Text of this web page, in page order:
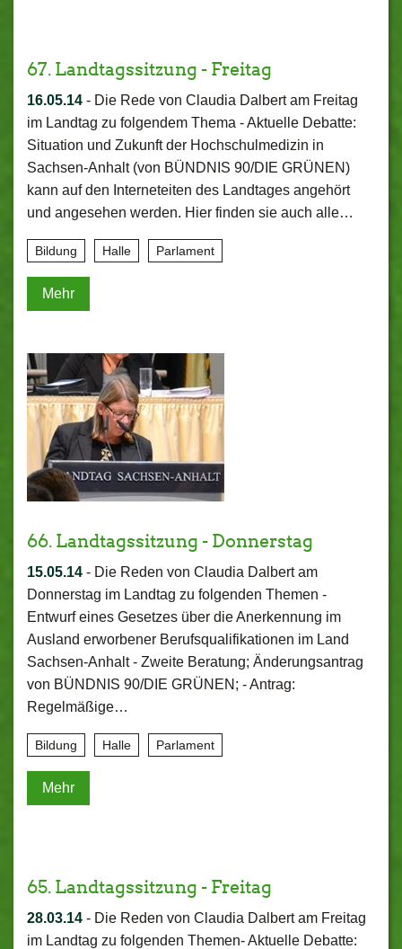
67. Landtagssitzung - Freitag
16.05.14 - Die Rede von Claudia Dalbert am Freitag
im Landtag zu folgendem Thema - Aktuelle Debatte:
Situation und Zukunft der Hochschulmedizin in
Sachsen-Anhalt (von BÜNDNIS 90/DIE GRÜNEN)
kann auf den Interneteiten des Landtages angehört
und angesehen werden. Hier finden sie auch alle…
Bildung Halle Parlament
Mehr
66. Landtagssitzung - Donnerstag
15.05.14 - Die Reden von Claudia Dalbert am
Donnerstag im Landtag zu folgenden Themen -
Entwurf eines Gesetzes über die Anerkennung im
Ausland erworbener Berufsqualifikationen im Land
Sachsen-Anhalt - Zweite Beratung; Änderungsantrag
von BÜNDNIS 90/DIE GRÜNEN; - Antrag:
Regelmäßige…
Bildung Halle Parlament
Mehr
65. Landtagssitzung - Freitag
28.03.14 - Die Reden von Claudia Dalbert am Freitag
im Landtag zu folgenden Themen- Aktuelle Debatte: